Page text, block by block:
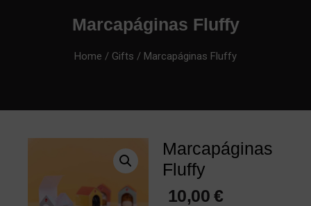
Marcapáginas Fluffy
Home / Gifts / Marcapáginas Fluffy
Marcapáginas
Fluffy
10,00€